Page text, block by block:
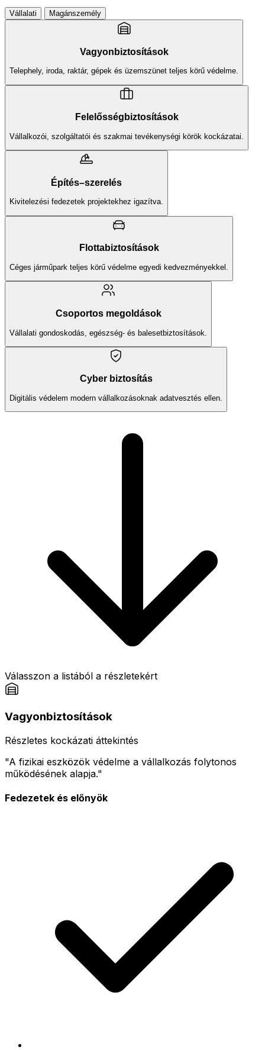
Vállalati Magánszemély
Vagyonbiztosítások
Telephely, iroda, raktár, gépek és üzemszünet teljes körű védelme.
Felelősségbiztosítások
Vállalkozói, szolgáltatói és szakmai tevékenységi körök kockázatai.
Építés–szerelés
Kivitelezési fedezetek projektekhez igazítva.
Flottabiztosítások
Céges járműpark teljes körű védelme egyedi kedvezményekkel.
Csoportos megoldások
Vállalati gondoskodás, egészség- és balesetbiztosítások.
Cyber biztosítás
Digitális védelem modern vállalkozásoknak adatvesztés ellen.
Válasszon a listából a részletekért
Vagyonbiztosítások
Részletes kockázati áttekintés
"A fizikai eszközök védelme a vállalkozás folytonos
működésének alapja."
Fedezetek és előnyök